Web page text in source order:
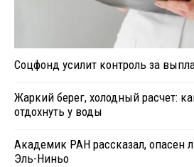
Соцфонд усилит контроль за
Жаркий берег, холодный расчет:
отдохнуть у воды
Академик РАН рассказал, опасен
Эль-Ниньо